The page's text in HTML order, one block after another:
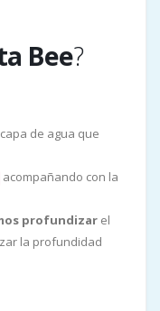
Bee?
de agua que
acompañando con la
profundizar el
la profundidad